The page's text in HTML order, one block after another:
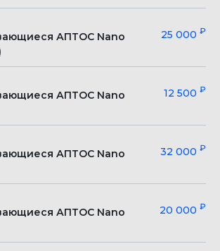
АПТОС Nano
25 000 ₽
АПТОС Nano
12 500 ₽
АПТОС Nano
32 000 ₽
АПТОС Nano
20 000 ₽
высоким рейтингом.
00